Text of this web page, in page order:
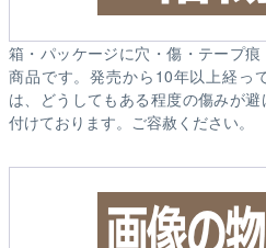
箱・パッケージに穴・傷・テープ
商品です。発売から10年以上経っ
は、どうしてもある程度の傷みが
付けております。ご容赦ください。